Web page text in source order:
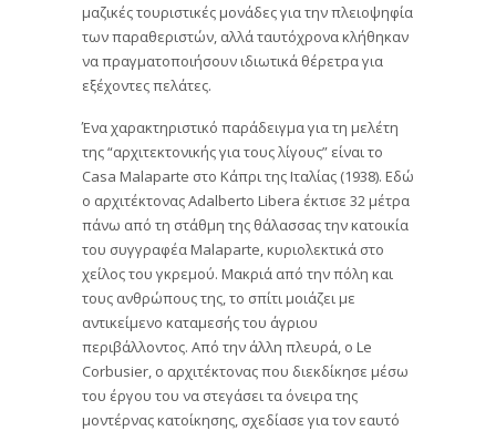
μαζικές τουριστικές μονάδες για την πλειοψηφία
των παραθεριστών, αλλά ταυτόχρονα κλήθηκαν
να πραγματοποιήσουν ιδιωτικά θέρετρα για
εξέχοντες πελάτες.
Ένα χαρακτηριστικό παράδειγμα για τη μελέτη
της “αρχιτεκτονικής για τους λίγους” είναι το
Casa Malaparte στο Κάπρι της Ιταλίας (1938). Εδώ
ο αρχιτέκτονας Adalberto Libera έκτισε 32 μέτρα
πάνω από τη στάθμη της θάλασσας την κατοικία
του συγγραφέα Malaparte, κυριολεκτικά στο
χείλος του γκρεμού. Μακριά από την πόλη και
τους ανθρώπους της, το σπίτι μοιάζει με
αντικείμενο καταμεσής του άγριου
περιβάλλοντος. Από την άλλη πλευρά, ο Le
Corbusier, ο αρχιτέκτονας που διεκδίκησε μέσω
του έργου του να στεγάσει τα όνειρα της
μοντέρνας κατοίκησης, σχεδίασε για τον εαυτό